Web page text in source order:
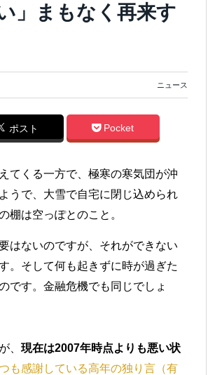
」まもなく再来す
ニュース
ポスト Pocket
てくる一方で、極寒の寒気団が沖
うで、大雪で自宅に閉じ込められ
棚は空っぽとのこと。
はないのですが、それができない
。そして何も起きずに時が過ぎた
です。金融危機でも同じでしょ
、 現在は2007年時点よりも悪い状
も感謝している高年の独り言（有